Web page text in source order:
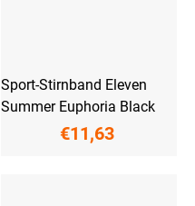
Sport-Stirnband Eleven
Summer Euphoria Black
€11,63